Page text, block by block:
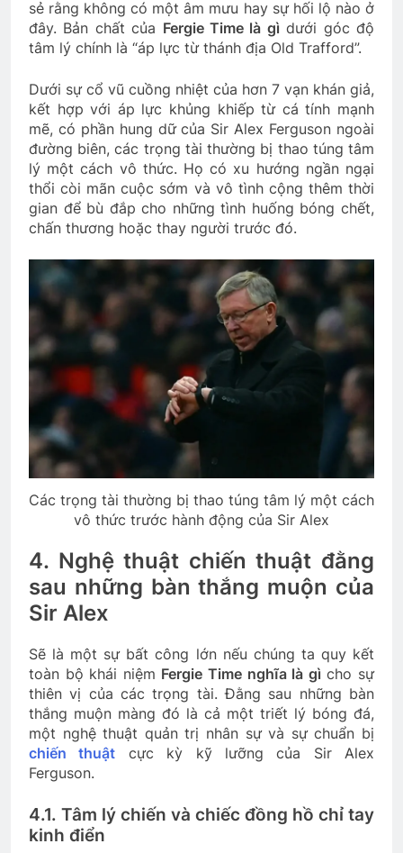
sẻ rằng không có một âm mưu hay sự hối lộ nào ở
đây. Bản chất của Fergie Time là gì dưới góc độ
tâm lý chính là “áp lực từ thánh địa Old Trafford”.
Dưới sự cổ vũ cuồng nhiệt của hơn 7 vạn khán giả,
kết hợp với áp lực khủng khiếp từ cá tính mạnh
mẽ, có phần hung dữ của Sir Alex Ferguson ngoài
đường biên, các trọng tài thường bị thao túng tâm
lý một cách vô thức. Họ có xu hướng ngần ngại
thổi còi mãn cuộc sớm và vô tình cộng thêm thời
gian để bù đắp cho những tình huống bóng chết,
chấn thương hoặc thay người trước đó.
Các trọng tài thường bị thao túng tâm lý một cách
vô thức trước hành động của Sir Alex
4. Nghệ thuật chiến thuật đằng
sau những bàn thắng muộn của
Sir Alex
Sẽ là một sự bất công lớn nếu chúng ta quy kết
toàn bộ khái niệm Fergie Time nghĩa là gì cho sự
thiên vị của các trọng tài. Đằng sau những bàn
thắng muộn màng đó là cả một triết lý bóng đá,
một nghệ thuật quản trị nhân sự và sự chuẩn bị
chiến thuật cực kỳ kỹ lưỡng của Sir Alex
Ferguson.
4.1. Tâm lý chiến và chiếc đồng hồ chỉ tay
kinh điển